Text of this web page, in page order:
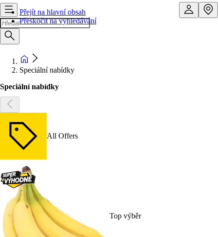
Přejít na hlavní obsah
Přeskočit na vyhledávání
Speciální nabídky
Speciální nabídky
All Offers
Top výběr